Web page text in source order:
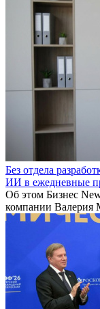
Без отдела
ИИ в ежедневные
Об этом Бизнес
компании Валерия